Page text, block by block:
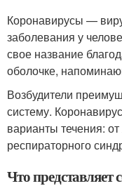
Коронавирусы —
заболевания у
свое название
оболочке,
Возбудители
систему.
варианты течения:
респираторного
Что представляет